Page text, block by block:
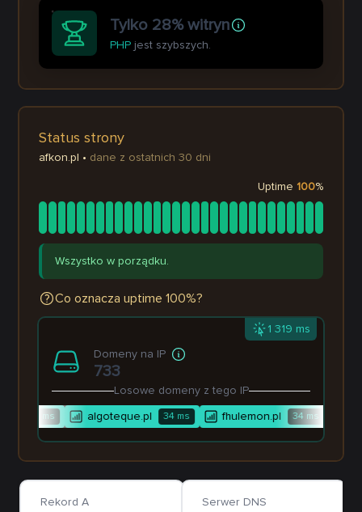
Tylko 28% witryn
PHP jest szybszych.
Status strony
afkon.pl • dane z ostatnich 30 dni
Uptime 100%
Wszystko w porządku.
Co oznacza uptime 100%?
1 319 ms
Domeny na IP
733
Losowe domeny z tego IP
ms algoteque.pl 34ms fhulemon.pl 34ms
Rekord A Serwer DNS